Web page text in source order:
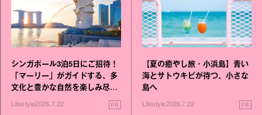
シンガポール3泊5日にご招待！
「マーリー」がガイドする、多
文化と豊かな自然を楽しみ尽く
Lifestyle2026.7.22 PR
【夏の癒やし旅・小浜島】青い
海とサトウキビが待つ、小さな
島へ
Lifestyle2026.7.22 PR